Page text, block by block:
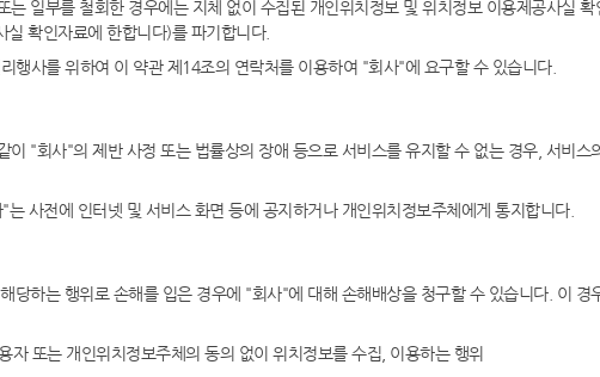
일부를 철회한 경우에는 지체 없이 수집된 개인위치정보 및 위치정보 이용제공사실
확인자료에 한합니다)를 파기합니다.
행사를 위하여 이 약관 제14조의 연락처를 이용하여 "회사"에 요구할 수 있습니다.
이 "회사"의 제반 사정 또는 법률상의 장애 등으로 서비스를 유지할 수 없는 경우, 서비
사전에 인터넷 및 서비스 화면 등에 공지하거나 개인위치정보주체에게 통지합니다.
당하는 행위로 손해를 입은 경우에 "회사"에 대해 손해배상을 청구할 수 있습니다. 이 경
자 또는 개인위치정보주체의 동의 없이 위치정보를 수집, 이용하는 행위